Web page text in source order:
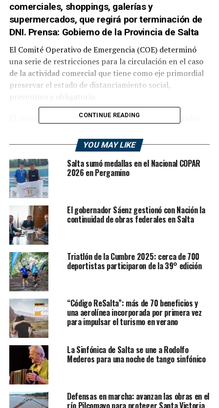
comerciales, shoppings, galerías y
supermercados, que regirá por terminación de
DNI. Prensa: Gobierno de la Provincia de Salta
El Comité Operativo de Emergencia (COE) determinó
una serie de restricciones para la circulación en el caso
de la actividad comercial que tiene como eje primordial
preservar el estado de distanciamiento social,
El anuncio fue realizado esta noche por el gobernador
actualizado sobre los 101 días de cuarentena que
encuentra a Salta en una situación favorable.
“Hemos visto un gran relajamiento en muchas personas
que no entendieron la magnitud de esta pandemia”,
señaló el Gobernador salteño, indicando que esta
situación demanda “cuidarnos entre todos”. Ratificó que
Salta continúa en situación de distanciamiento social,
“no hay argumentos para volver a la Fase 1 ya que no
hay circulación comunitaria”.
En el informe de situación hizo hincapié en el promedio
de circulación que en estado aislamiento social era del
52% y con en la fase de distanciamiento subió a 79%. Por
este motivo se restringe la circulación en ciudades de
más de 30 mil habitantes.
Además, manifestó que en el informe sobre el estado
actual luego de 101 días de cuarentena, puntualizó en
varias oportunidades el contexto de complejidad en el
caso de Salta, limitando con 3 países y 6 provincias
cubriendo un extenso territorio, recordando las
gestiones que se hicieron desde un principio para la
CONTINUE READING
YOU MAY LIKE
Salta sumó medallas en el Nacional COPAR
2026 en Pergamino
El gobernador Sáenz gestionó con Nación la
continuidad de obras federales en Salta
Triatlón de la Cumbre 2025: cerca de 700
deportistas participaron de la 39° edición
“Código ReSalta”: más de 70 beneficios y
una aerolínea incorporada por primera vez
para impulsar el turismo en verano
La Sinfónica de Salta se une a Rodolfo
Mederos para una noche de tango sinfónico
Defensas en marcha: avanzan las obras en el
río Pilcomayo para proteger Santa Victoria